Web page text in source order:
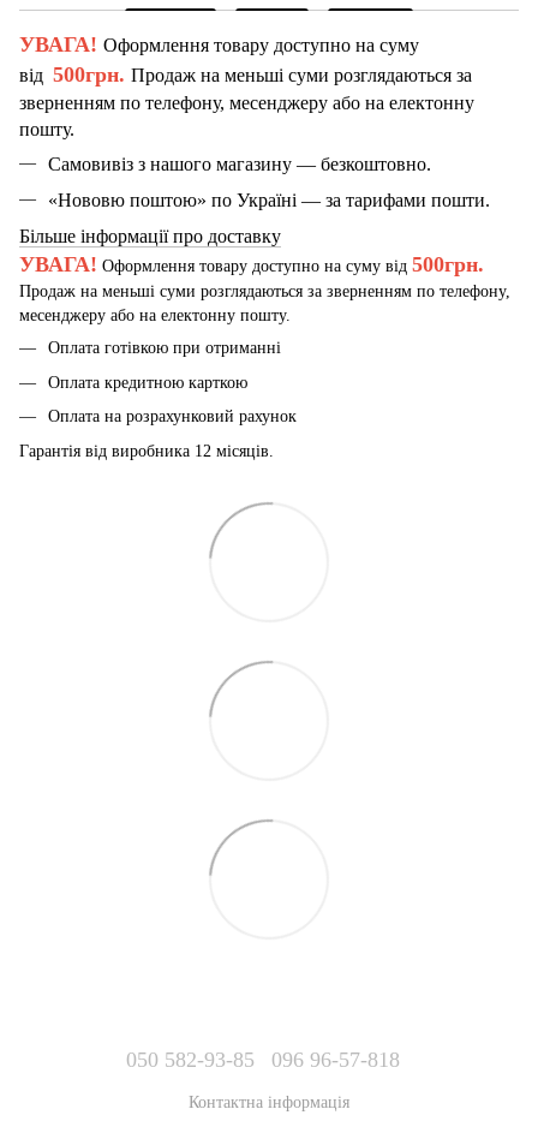
УВАГА! Оформлення товару доступно на суму
від 500грн. Продаж на меньші суми розглядаються за
зверненням по телефону, месенджеру або на електонну
пошту.
Самовивіз з нашого магазину — безкоштовно.
«Нововю поштою» по Україні — за тарифами пошти.
Більше інформації про доставку
УВАГА! Оформлення товару доступно на суму від 500грн.
Продаж на меньші суми розглядаються за зверненням по телефону,
месенджеру або на електонну пошту.
Оплата готівкою при отриманні
Оплата кредитною карткою
Оплата на розрахунковий рахунок
Гарантія від виробника 12 місяців.
050 582-93-85 096 96-57-818
Контактна інформація